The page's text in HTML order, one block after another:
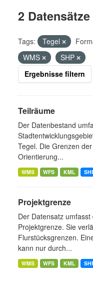
2
Tags: Tegel
WMS
SHP
Ergebnisse filtern
Teilräume
Der Datenbestand
Tegel. Die Grenzen
Orientierung...
WMS WFS KML
Projektgrenze
Der Datensatz
Projektgrenze. Sie
Flurstücksgrenzen.
kann nur durch...
WMS WFS KML